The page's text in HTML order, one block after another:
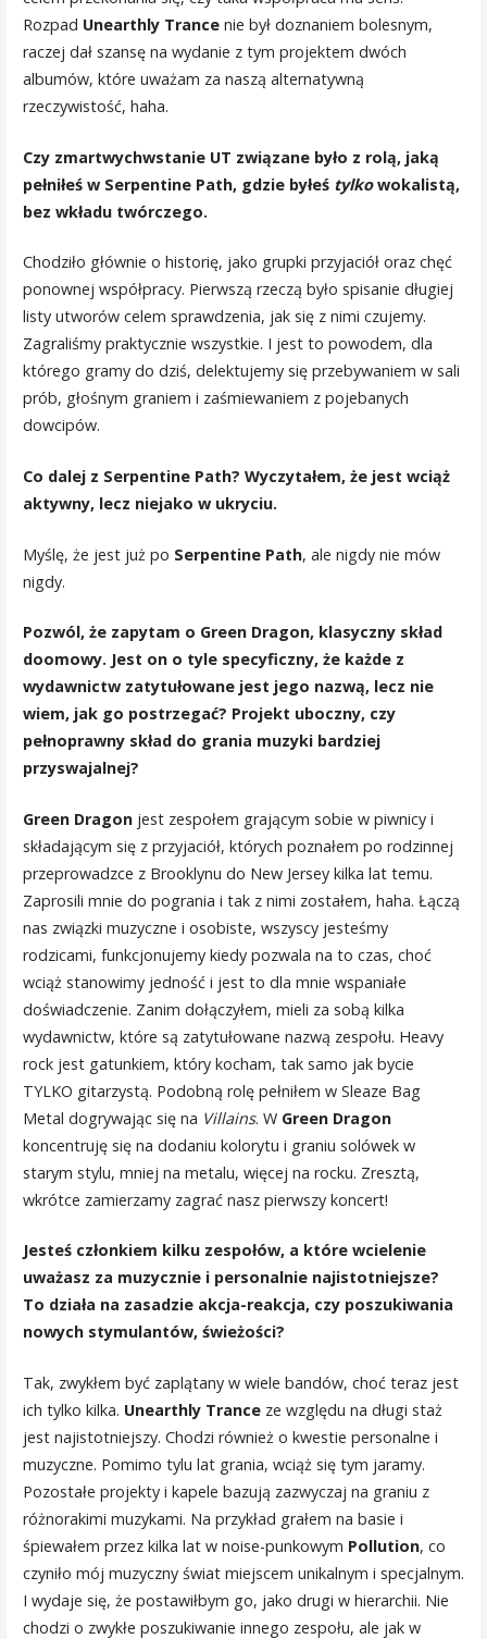
Rozpad Unearthly Trancenie był doznaniem bolesnym,
raczej dał szansę na wydanie z tym projektem dwóch
albumów, które uważam za naszą alternatywną
rzeczywistość, haha.
Czy zmartwychwstanie UT związane było z rolą, jaką
pełniłeś w Serpentine Path, gdzie byłeś tylkowokalistą,
bez wkładu twórczego.
Chodziło głównie o historię, jako grupki przyjaciół oraz chęć
ponownej współpracy. Pierwszą rzeczą było spisanie długiej
listy utworów celem sprawdzenia, jak się z nimi czujemy.
Zagraliśmy praktycznie wszystkie. I jest to powodem, dla
którego gramy do dziś, delektujemy się przebywaniem w sali
prób, głośnym graniem i zaśmiewaniem z pojebanych
dowcipów.
Co dalej z Serpentine Path? Wyczytałem, że jest wciąż
aktywny, lecz niejako w ukryciu.
Myślę, że jest już po Serpentine Path, ale nigdy nie mów
nigdy.
Pozwól, że zapytam o Green Dragon, klasyczny skład
doomowy. Jest on o tyle specyficzny, że każde z
wydawnictw zatytułowane jest jego nazwą, lecz nie
wiem, jak go postrzegać? Projekt uboczny, czy
pełnoprawny skład do grania muzyki bardziej
przyswajalnej?
Green Dragonjest zespołem grającym sobie w piwnicy i
składającym się z przyjaciół, których poznałem po rodzinnej
przeprowadzce z Brooklynu do New Jersey kilka lat temu.
Zaprosili mnie do pogrania i tak z nimi zostałem, haha. Łączą
nas związki muzyczne i osobiste, wszyscy jesteśmy
rodzicami, funkcjonujemy kiedy pozwala na to czas, choć
wciąż stanowimy jedność i jest to dla mnie wspaniałe
doświadczenie. Zanim dołączyłem, mieli za sobą kilka
wydawnictw, które są zatytułowane nazwą zespołu. Heavy
rock jest gatunkiem, który kocham, tak samo jak bycie
TYLKO gitarzystą. Podobną rolę pełniłem w Sleaze Bag
Metal dogrywając się na Villains. W Green Dragon
koncentruję się na dodaniu kolorytu i graniu solówek w
starym stylu, mniej na metalu, więcej na rocku. Zresztą,
wkrótce zamierzamy zagrać nasz pierwszy koncert!
Jesteś członkiem kilku zespołów, a które wcielenie
uważasz za muzycznie i personalnie najistotniejsze?
To działa na zasadzie akcja-reakcja, czy poszukiwania
nowych stymulantów, świeżości?
Tak, zwykłem być zaplątany w wiele bandów, choć teraz jest
ich tylko kilka. Unearthly Trance ze względu na długi staż
jest najistotniejszy. Chodzi również o kwestie personalne i
muzyczne. Pomimo tylu lat grania, wciąż się tym jaramy.
Pozostałe projekty i kapele bazują zazwyczaj na graniu z
różnorakimi muzykami. Na przykład grałem na basie i
śpiewałem przez kilka lat w noise-punkowym Pollution, co
czyniło mój muzyczny świat miejscem unikalnym i specjalnym.
I wydaje się, że postawiłbym go, jako drugi w hierarchii. Nie
chodzi o zwykłe poszukiwanie innego zespołu, ale jak w